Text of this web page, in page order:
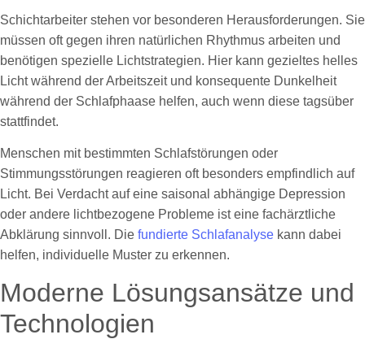
Schichtarbeiter stehen vor besonderen Herausforderungen. Sie
müssen oft gegen ihren natürlichen Rhythmus arbeiten und
benötigen spezielle Lichtstrategien. Hier kann gezieltes helles
Licht während der Arbeitszeit und konsequente Dunkelheit
während der Schlafphaase helfen, auch wenn diese tagsüber
stattfindet.
Menschen mit bestimmten Schlafstörungen oder
Stimmungsstörungen reagieren oft besonders empfindlich auf
Licht. Bei Verdacht auf eine saisonal abhängige Depression
oder andere lichtbezogene Probleme ist eine fachärztliche
Abklärung sinnvoll. Die fundierte Schlafanalyse kann dabei
helfen, individuelle Muster zu erkennen.
Moderne Lösungsansätze und
Technologien